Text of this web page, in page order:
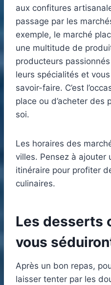
aux confitures
passage par les
exemple, le marché
une multitude de
producteurs
leurs spécialités et
savoir-faire. C’est
place ou d’acheter des
soi.
Les horaires des
villes. Pensez à ajouter
itinéraire pour profiter
culinaires.
Les desserts
vous
Après un bon repas,
laisser tenter par les